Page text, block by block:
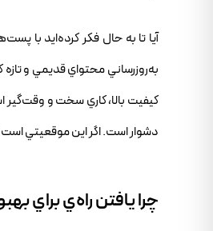
آيا تا به حال فکر کرده‌ايد با
کيفيت بالا، کاري سخت و وقت‌گير
دشوار است. اگر اين موقعيتي
چرا يافتن راه‌ي براي